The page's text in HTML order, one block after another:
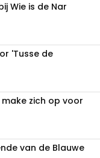
Wie is de Nar
'Tusse de
zich op voor
van de Blauwe